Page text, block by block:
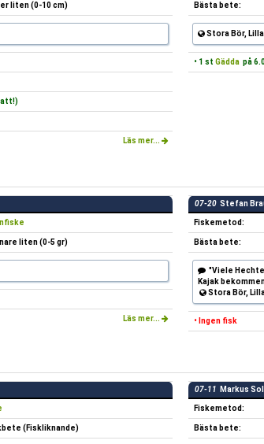
liten (0-10 cm)
Läs mer...
Bästa bete:
Stora Bör,
• 1 st Gädda på
liten (0-5 gr)
Läs mer...
07-20 Stefan
Fiskemetod:
Bästa bete:
"Viele
Kajak
Stora Bör,
• Ingen fisk
(Fiskliknande)
07-11 Markus
Fiskemetod:
Bästa bete: